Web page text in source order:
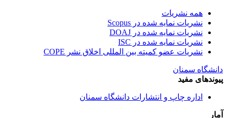
همه نشریات
نشریات نمایه شده در Scopus
نشریات نمایه شده در DOAJ
نشریات نمایه شده در ISC
نشریات عضو کمیته بین المللی اخلاق نشر COPE
دانشگاه سمنان
پیوندهای مفید
اداره چاپ و انتشارات دانشگاه سمنان
آمار